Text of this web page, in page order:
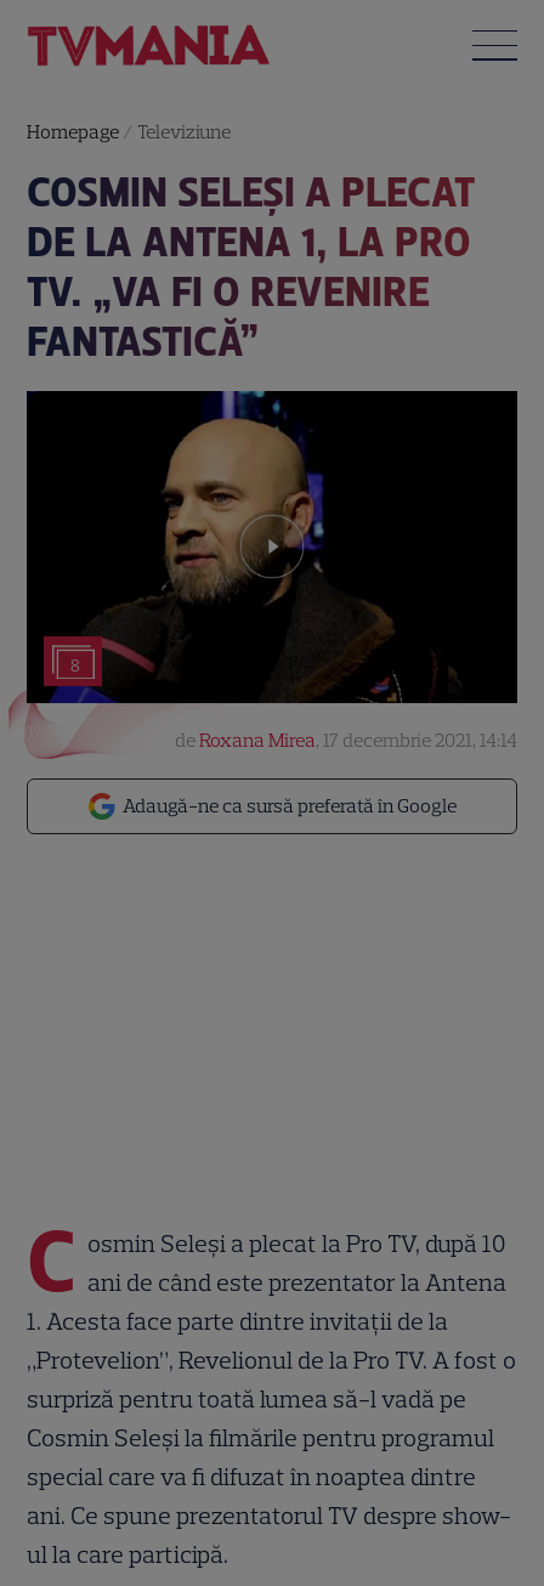
Homepage / Televiziune
COSMIN SELEŞI A PLECAT
DE LA ANTENA 1, LA PRO
TV. „VA FI O REVENIRE
FANTASTICĂ”
8
Adaugă-ne ca sursă preferată în Google
deRoxana Mirea, 17 decembrie 2021, 14:14
C osmin Seleşi a plecat la Pro TV, după 10
ani de când este prezentator la Antena
1. Acesta face parte dintre invitații de la
„Protevelion”, Revelionul de la Pro TV. A fost o
surpriză pentru toată lumea să-l vadă pe
Cosmin Seleși la filmările pentru programul
special care va fi difuzat în noaptea dintre
ani. Ce spune prezentatorul TV despre show-
ul la care participă.